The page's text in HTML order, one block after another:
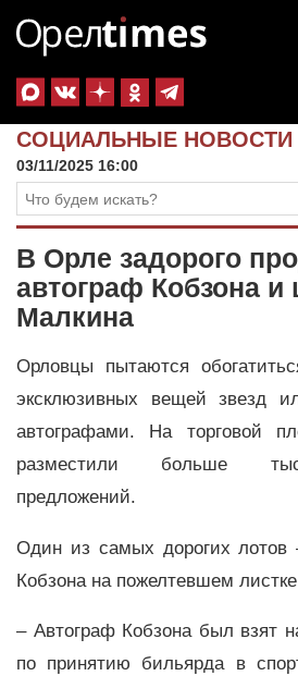
СОЦИАЛЬНЫЕ НОВОСТИ
03/11/2025 16:00
В Орле задорого
автограф Кобзона и
Малкина
Орловцы пытаются
эксклюзивных вещей звезд
автографами. На торговой
разместили больше
предложений.
Один из самых дорогих лотов
Кобзона на пожелтевшем
– Автограф Кобзона был взят
по принятию бильярда в